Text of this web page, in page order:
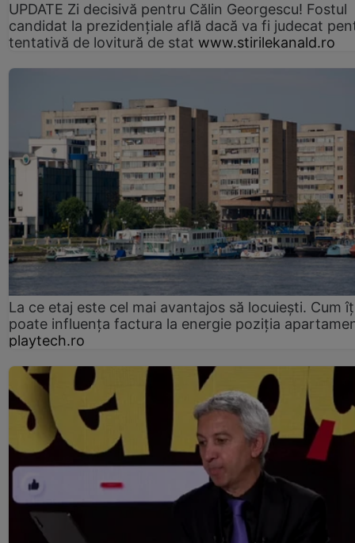
UPDATE Zi decisivă pentru Călin Georgescu! Fostul
candidat la prezidențiale află dacă va fi judecat
tentativă de lovitură de stat www.stirilekanald.ro
La ce etaj este cel mai avantajos să locuiești. Cum
poate influența factura la energie poziția
playtech.ro